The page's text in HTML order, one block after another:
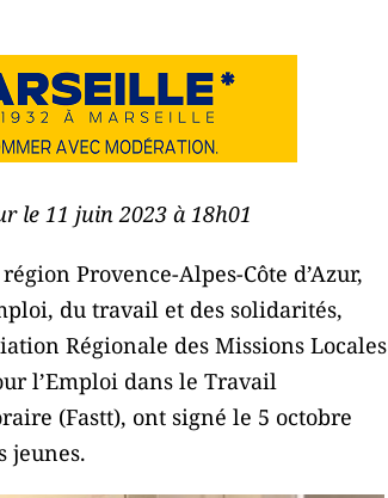
le 11 juin 2023 à 18h01
Provence-Alpes-Côte d’Azur,
du travail et des solidarités,
Régionale des Missions Locales
l’Emploi dans le Travail
(Fastt), ont signé le 5 octobre
jeunes.